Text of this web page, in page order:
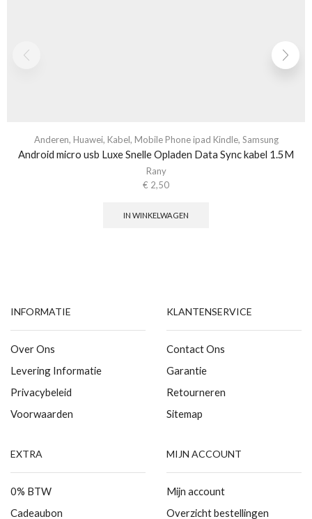
Anderen, Huawei, Kabel, Mobile Phone ipad Kindle, Samsung
Android micro usb Luxe Snelle Opladen Data Sync kabel 1.5M
Rany
€ 2,50
IN WINKELWAGEN
INFORMATIE
Over Ons
Levering Informatie
Privacybeleid
Voorwaarden
KLANTENSERVICE
Contact Ons
Garantie
Retourneren
Sitemap
EXTRA
0% BTW
Cadeaubon
MIJN ACCOUNT
Mijn account
Overzicht bestellingen